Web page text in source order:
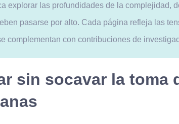
explorar las profundidades de la complejidad,
pasarse por alto. Cada página refleja las
complementan con contribuciones de
sin socavar la toma